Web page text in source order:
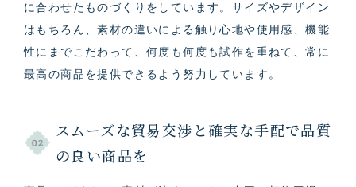
に合わせたものづくりをしています。サイズやデザイン
はもちろん、素材の違いによる触り⼼地や使⽤感、機能
性にまでこだわって、何度も何度も試作を重ねて、常に
最⾼の商品を提供できるよう努⼒しています。
スムーズな貿易交渉と確実な手配で品質
の良い商品を